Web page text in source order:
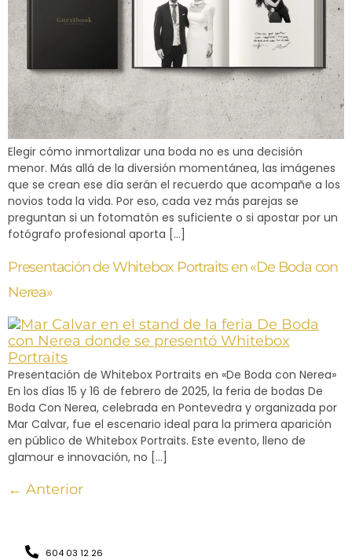
Elegir cómo inmortalizar una boda no es una decisión
menor. Más allá de la diversión momentánea, las imágenes
que se crean ese día serán el recuerdo que acompañe a los
novios toda la vida. Por eso, cada vez más parejas se
preguntan si un fotomatón es suficiente o si apostar por un
fotógrafo profesional aporta […]
Presentación de Whitebox Portraits en «De Boda con
Nerea»
Presentación de Whitebox Portraits en «De Boda con Nerea»
En los días 15 y 16 de febrero de 2025, la feria de bodas De
Boda Con Nerea, celebrada en Pontevedra y organizada por
Mar Calvar, fue el escenario ideal para la primera aparición
en público de Whitebox Portraits. Este evento, lleno de
glamour e innovación, no […]
← Anterior
604 03 12 26